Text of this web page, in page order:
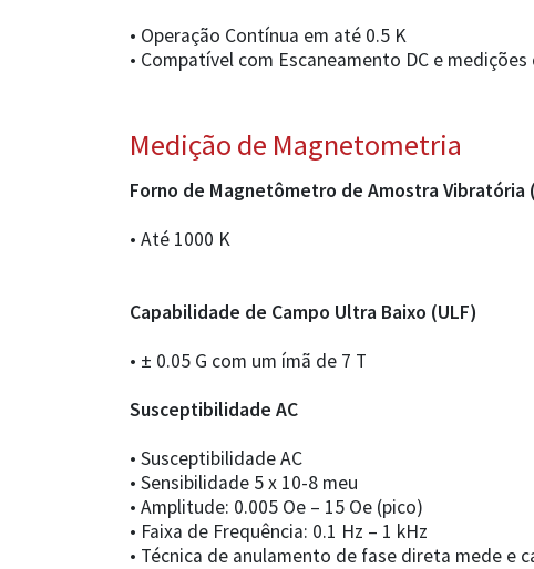
• Operação Contínua em até 0.5 K
• Compatível com Escaneamento DC e
Medição de Magnetometria
Forno de Magnetômetro de Amostra Vibratória
• Até 1000 K
Capabilidade de Campo Ultra Baixo (ULF)
• ± 0.05 G com um ímã de 7 T
Susceptibilidade AC
• Susceptibilidade AC
• Sensibilidade 5 x 10-8 meu
• Amplitude: 0.005 Oe – 15 Oe (pico)
• Faixa de Frequência: 0.1 Hz – 1 kHz
• Técnica de anulamento de fase direta mede e